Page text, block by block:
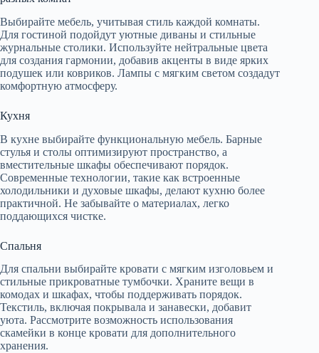
Выбирайте мебель, учитывая стиль каждой комнаты.
Для гостиной подойдут уютные диваны и стильные
журнальные столики. Используйте нейтральные цвета
для создания гармонии, добавив акценты в виде ярких
подушек или ковриков. Лампы с мягким светом создадут
комфортную атмосферу.
Кухня
В кухне выбирайте функциональную мебель. Барные
стулья и столы оптимизируют пространство, а
вместительные шкафы обеспечивают порядок.
Современные технологии, такие как встроенные
холодильники и духовые шкафы, делают кухню более
практичной. Не забывайте о материалах, легко
поддающихся чистке.
Спальня
Для спальни выбирайте кровати с мягким изголовьем и
стильные прикроватные тумбочки. Храните вещи в
комодах и шкафах, чтобы поддерживать порядок.
Текстиль, включая покрывала и занавески, добавит
уюта. Рассмотрите возможность использования
скамейки в конце кровати для дополнительного
хранения.